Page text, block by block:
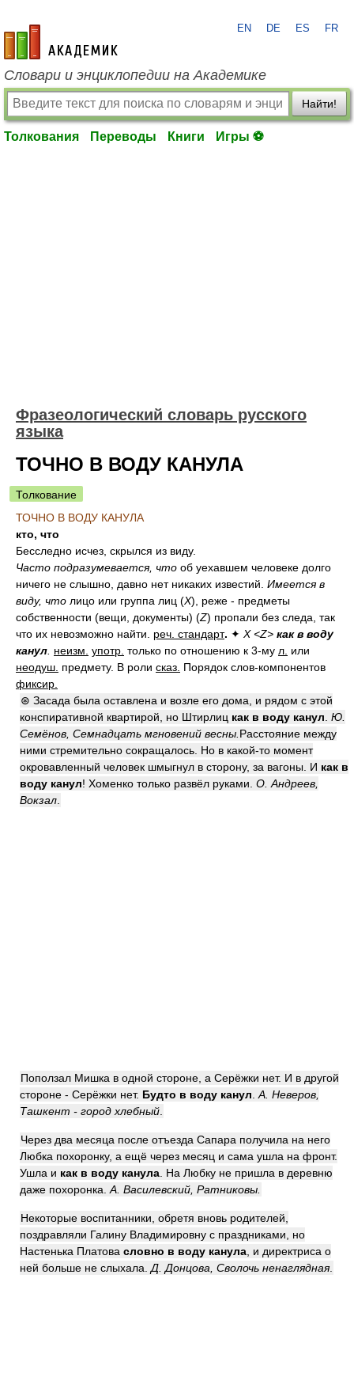
academic.ru
EN DE ES FR
Словари и энциклопедии на Академике
Найти!
Толкования Переводы Книги Игры ⚽
Фразеологический словарь русского
языка
ТОЧНО В ВОДУ КАНУЛА
Толкование
ТОЧНО В ВОДУ КАНУЛА
кто, что
Бесследно исчез, скрылся из виду.
Часто подразумевается, что об уехавшем человеке долго
ничего не слышно, давно нет никаких известий. Имеется в
виду, что лицо или группа лиц (Х), реже - предметы
собственности (вещи, документы) (Z) пропали без следа, так
что их невозможно найти. реч. стандарт. ✦ Х <Z> как в воду
канул неизм. употр. только по отношению к 3-му л. или
неодуш. предмету. В роли сказ. Порядок слов-компонентов
фиксир.
⊛ Засада была оставлена и возле его дома, и рядом с этой
конспиративной квартирой, но Штирлиц как в воду канул Ю.
Семёнов, Семнадцать мгновений весны. Расстояние между
ними стремительно сокращалось. Но в какой-то момент
окровавленный человек шмыгнул в сторону, за вагоны. И как в
воду канул! Хоменко только развёл руками. О. Андреев,
Вокзал
Поползал Мишка в одной стороне, а Серёжки нет. И в другой
стороне - Серёжки нет. Будто в воду канул А. Неверов,
Ташкент - город хлебный
Через два месяца после отъезда Сапара получила на него
Любка похоронку, а ещё через месяц и сама ушла на фронт.
Ушла и как в воду канула . На Любку не пришла в деревню
даже похоронка. А. Василевский, Ратниковы.
Некоторые воспитанники, обретя вновь родителей,
поздравляли Галину Владимировну с праздниками, но
Настенька Платова словно в воду канула , и директриса о
ней больше не слыхала. Д. Донцова, Сволочь ненаглядная.